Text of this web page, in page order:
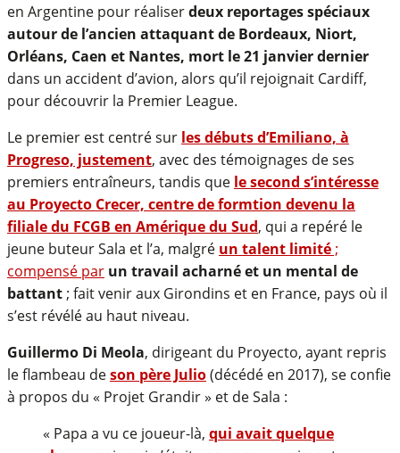
en Argentine pour réaliserdeux reportages spéciaux
autour de l’ancien attaquant de Bordeaux, Niort,
Orléans, Caen et Nantes, mort le 21 janvier dernier
dans un accident d’avion, alors qu’il rejoignait Cardiff,
pour découvrir la Premier League.
Le premier est centré sur les débuts d’Emiliano, à
Progreso, justement, avec des témoignages de ses
premiers entraîneurs, tandis que le second s’intéresse
au Proyecto Crecer, centre de formtion devenu la
filiale du FCGB en Amérique du Sud, qui a repéré le
jeune buteur Sala et l’a, malgré un talent limité ;
compensé par un travail acharné et un mental de
battant ; fait venir aux Girondins et en France, pays où il
s’est révélé au haut niveau.
Guillermo Di Meola, dirigeant du Proyecto, ayant repris
le flambeau deson père Julio(décédé en 2017), se confie
à propos du « Projet Grandir » et de Sala :
« Papa a vu ce joueur-là, qui avait quelque